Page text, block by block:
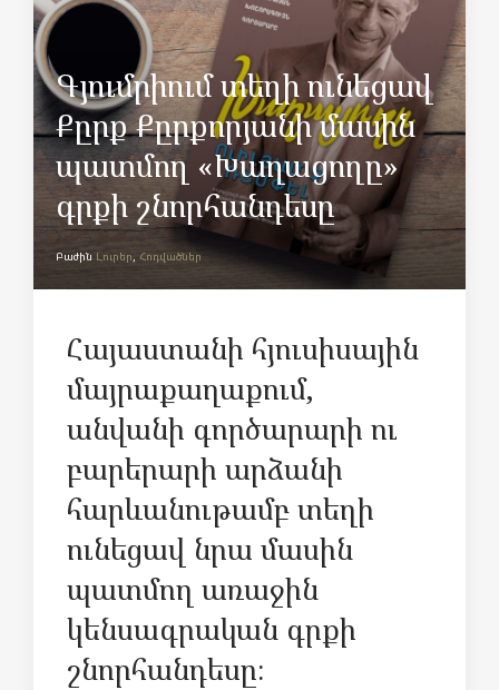
Գյումրիում տեղի ունեցավ
Քըրք Քըրքորյանի մասին
պատմող «Խաղացողը»
գրքի շնորհանդեսը
Բաժին Լուրեր, Հոդվածներ
Հայաստանի հյուսիսային
մայրաքաղաքում,
անվանի գործարարի ու
բարերարի արձանի
հարևանութամբ տեղի
ունեցավ նրա մասին
պատմող առաջին
կենսագրական գրքի
շնորհանդեսը։